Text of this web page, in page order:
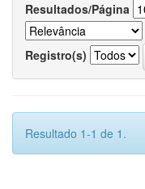
Resultados/Página
Registro(s)
Resultado 1-1 de 1.